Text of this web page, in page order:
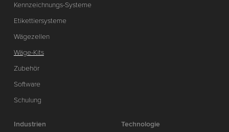
Kennzeichnungs-Systeme
Etikettiersysteme
Wägezellen
Wäge-Kits
Zubehör
Software
Schulung
Industrien
Technologie